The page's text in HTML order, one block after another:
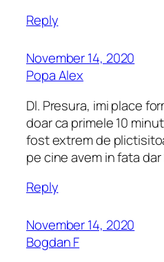
Reply
November 14, 2020
Popa Alex
Dl. Presura, imi place
doar ca primele 10
fost extrem de
pe cine avem in fata
Reply
November 14, 2020
Bogdan F